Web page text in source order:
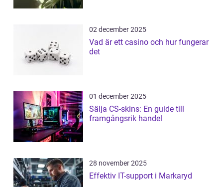
02 december 2025
Vad är ett casino och hur fungerar
det
01 december 2025
Sälja CS-skins: En guide till
framgångsrik handel
28 november 2025
Effektiv IT-support i Markaryd